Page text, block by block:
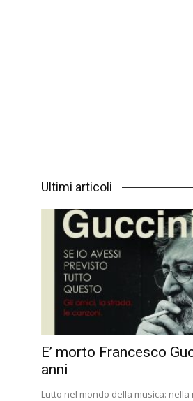
Ultimi articoli
E’ morto Francesco
anni
Lutto nel mondo della musica: nella